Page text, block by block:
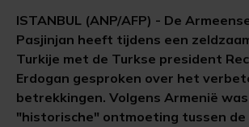
ISTANBUL (ANP/AFP) - De
Pasjinjan heeft tijdens een
Turkije met de Turkse president
Erdogan gesproken over het
betrekkingen. Volgens Armenië
"historische" ontmoeting tussen de